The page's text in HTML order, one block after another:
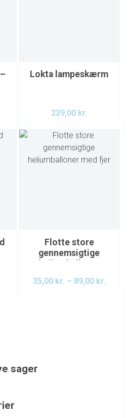
Lokta lampeskærm
239,00 kr.
Flotte store
gennemsigtige
heliumballoner
35,00 kr. – 89,00 kr.
sager
hvor vi nøje har
sjove, det anderledes, det